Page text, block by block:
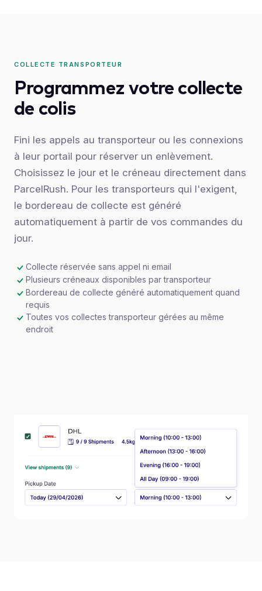
COLLECTE TRANSPORTEUR
Programmez votre collecte
de colis
Fini les appels au transporteur ou les connexions
à leur portail pour réserver un enlèvement.
Choisissez le jour et le créneau directement dans
ParcelRush. Pour les transporteurs qui l'exigent,
le bordereau de collecte est généré
automatiquement à partir de vos commandes du
jour.
Collecte réservée sans appel ni email
Plusieurs créneaux disponibles par transporteur
Bordereau de collecte généré automatiquement quand
requis
Toutes vos collectes transporteur gérées au même
endroit